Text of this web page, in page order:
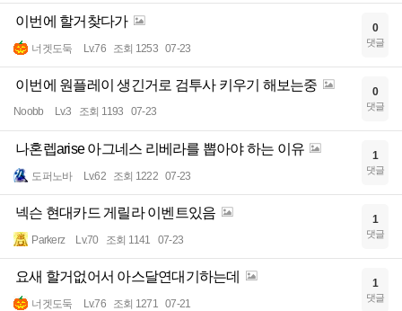
이번에 할거찾다가
너겟도둑 Lv.76 조회 1253 07-23
0
댓글
이번에 원플레이 생긴거로 검투사 키우기 해보는중
Noobb Lv.3 조회 1193 07-23
0
댓글
나혼렙arise 아그네스 리베라를 뽑아야 하는 이유
도퍼노바 Lv.62 조회 1222 07-23
1
댓글
넥슨 현대카드 게릴라 이벤트있음
Parkerz Lv.70 조회 1141 07-23
1
댓글
요새 할거없어서 아스달연대기하는데
너겟도둑 Lv.76 조회 1271 07-21
1
댓글